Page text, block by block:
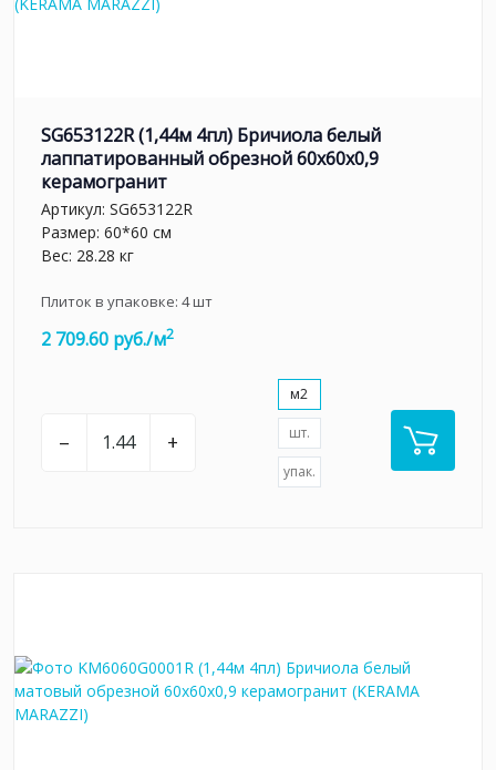
SG653122R (1,44м 4пл) Бричиола белый
лаппатированный обрезной 60x60x0,9
керамогранит
Артикул: SG653122R
Размер: 60*60 см
Вес: 28.28 кг
Плиток в упаковке: 4шт
2 709.60 руб./м2
– +
м2
шт.
упак.